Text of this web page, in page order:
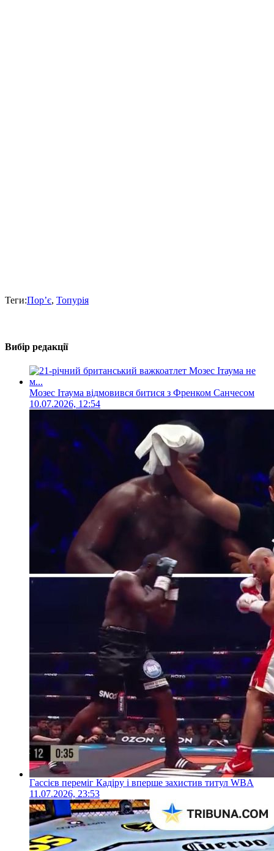
Теги:Пор’є, Топурія
Вибір редакції
Мозес Ітаума відмовився битися з Френком Санчесом
10.07.2026, 12:54
Гассієв переміг Кадіру і вперше захистив титул WBA
11.07.2026, 23:53